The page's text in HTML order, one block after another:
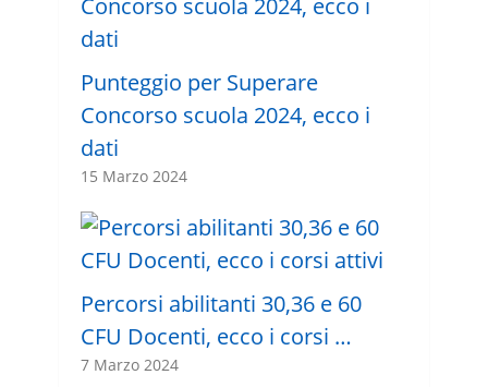
Punteggio per Superare
Concorso scuola 2024, ecco i
dati
15 Marzo 2024
Percorsi abilitanti 30,36 e 60
CFU Docenti, ecco i corsi …
7 Marzo 2024